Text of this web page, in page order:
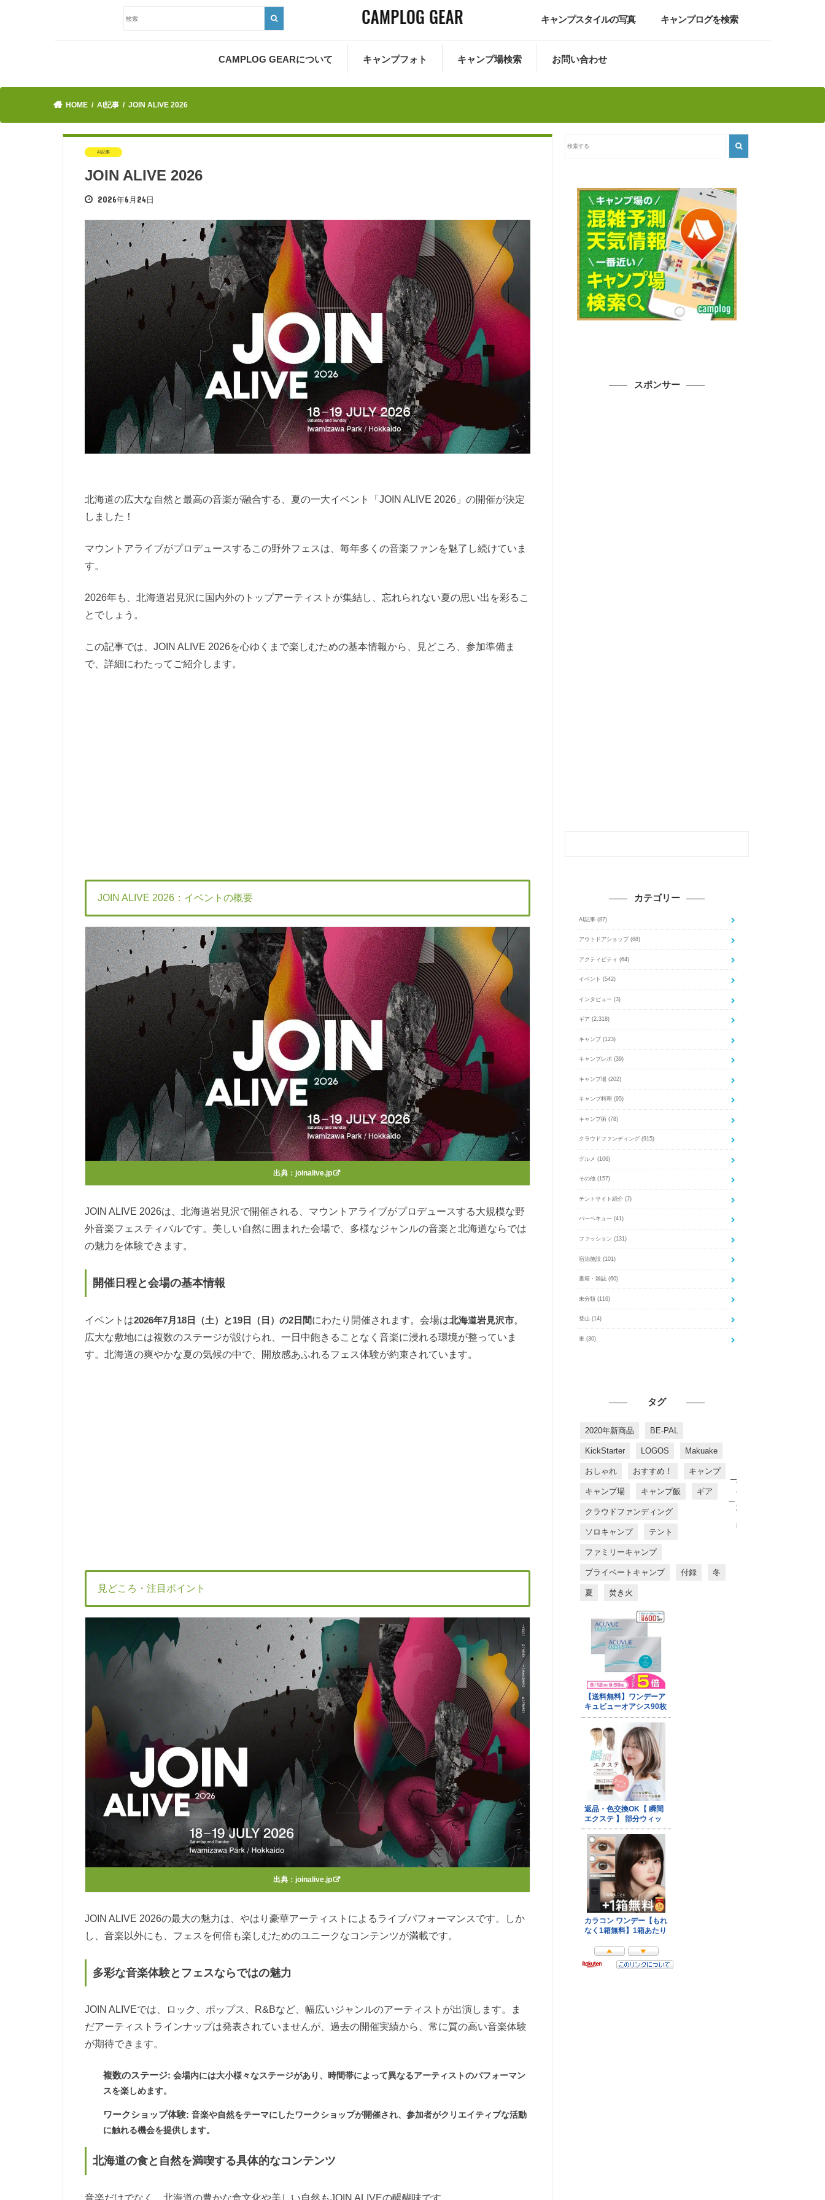
キャンプスタイルの写真 キャンプログを検索
CAMPLOG GEARについて キャンプフォト キャンプ場検索 お問い合わせ
HOME AI記事 JOIN ALIVE 2026
AI記事
JOIN ALIVE 2026
2026年6月24日
北海道の広大な自然と最高の音楽が融合する、夏の一大イベント「JOIN ALIVE 2026」の開催が決定
しました！
マウントアライブがプロデュースするこの野外フェスは、毎年多くの音楽ファンを魅了し続けていま
す。
2026年も、北海道岩見沢に国内外のトップアーティストが集結し、忘れられない夏の思い出を彩るこ
とでしょう。
この記事では、JOIN ALIVE 2026を心ゆくまで楽しむための基本情報から、見どころ、参加準備ま
で、詳細にわたってご紹介します。
JOIN ALIVE 2026：イベントの概要
出典：joinalive.jp
JOIN ALIVE 2026は、北海道岩見沢で開催される、マウントアライブがプロデュースする大規模な野
外音楽フェスティバルです。美しい自然に囲まれた会場で、多様なジャンルの音楽と北海道ならでは
の魅力を体験できます。
開催日程と会場の基本情報
イベントは2026年7月18日（土）と19日（日）の2日間にわたり開催されます。会場は北海道岩見沢市。
広大な敷地には複数のステージが設けられ、一日中飽きることなく音楽に浸れる環境が整っていま
す。北海道の爽やかな夏の気候の中で、開放感あふれるフェス体験が約束されています。
見どころ・注目ポイント
出典：joinalive.jp
JOIN ALIVE 2026の最大の魅力は、やはり豪華アーティストによるライブパフォーマンスです。しか
し、音楽以外にも、フェスを何倍も楽しむためのユニークなコンテンツが満載です。
多彩な音楽体験とフェスならではの魅力
JOIN ALIVEでは、ロック、ポップス、R&Bなど、幅広いジャンルのアーティストが出演します。ま
だアーティストラインナップは発表されていませんが、過去の開催実績から、常に質の高い音楽体験
が期待できます。
複数のステージ: 会場内には大小様々なステージがあり、時間帯によって異なるアーティストのパフォーマン
スを楽しめます。
ワークショップ体験: 音楽や自然をテーマにしたワークショップが開催され、参加者がクリエイティブな活動
に触れる機会を提供します。
北海道の食と自然を満喫する具体的なコンテンツ
音楽だけでなく、北海道の豊かな食文化や美しい自然もJOIN ALIVEの醍醐味です。
スポンサー
カテゴリー
AI記事 (87)
アウトドアショップ (68)
アクティビティ (64)
イベント (542)
インタビュー (3)
ギア (2,318)
キャンプ (123)
キャンプレポ (39)
キャンプ場 (202)
キャンプ料理 (95)
キャンプ術 (78)
クラウドファンディング (915)
グルメ (106)
その他 (157)
テントサイト紹介 (7)
バーベキュー (41)
ファッション (131)
宿泊施設 (101)
書籍・雑誌 (60)
未分類 (116)
登山 (14)
車 (30)
タグ
2020年新商品 BE-PAL
KickStarter LOGOS Makuake
おしゃれ おすすめ！ キャンプ
キャンプ場 キャンプ飯 ギア
クラウドファンディング
ソロキャンプ テント
ファミリーキャンプ
プライベートキャンプ 付録 冬
夏 焚き火
す
す
め
商
品